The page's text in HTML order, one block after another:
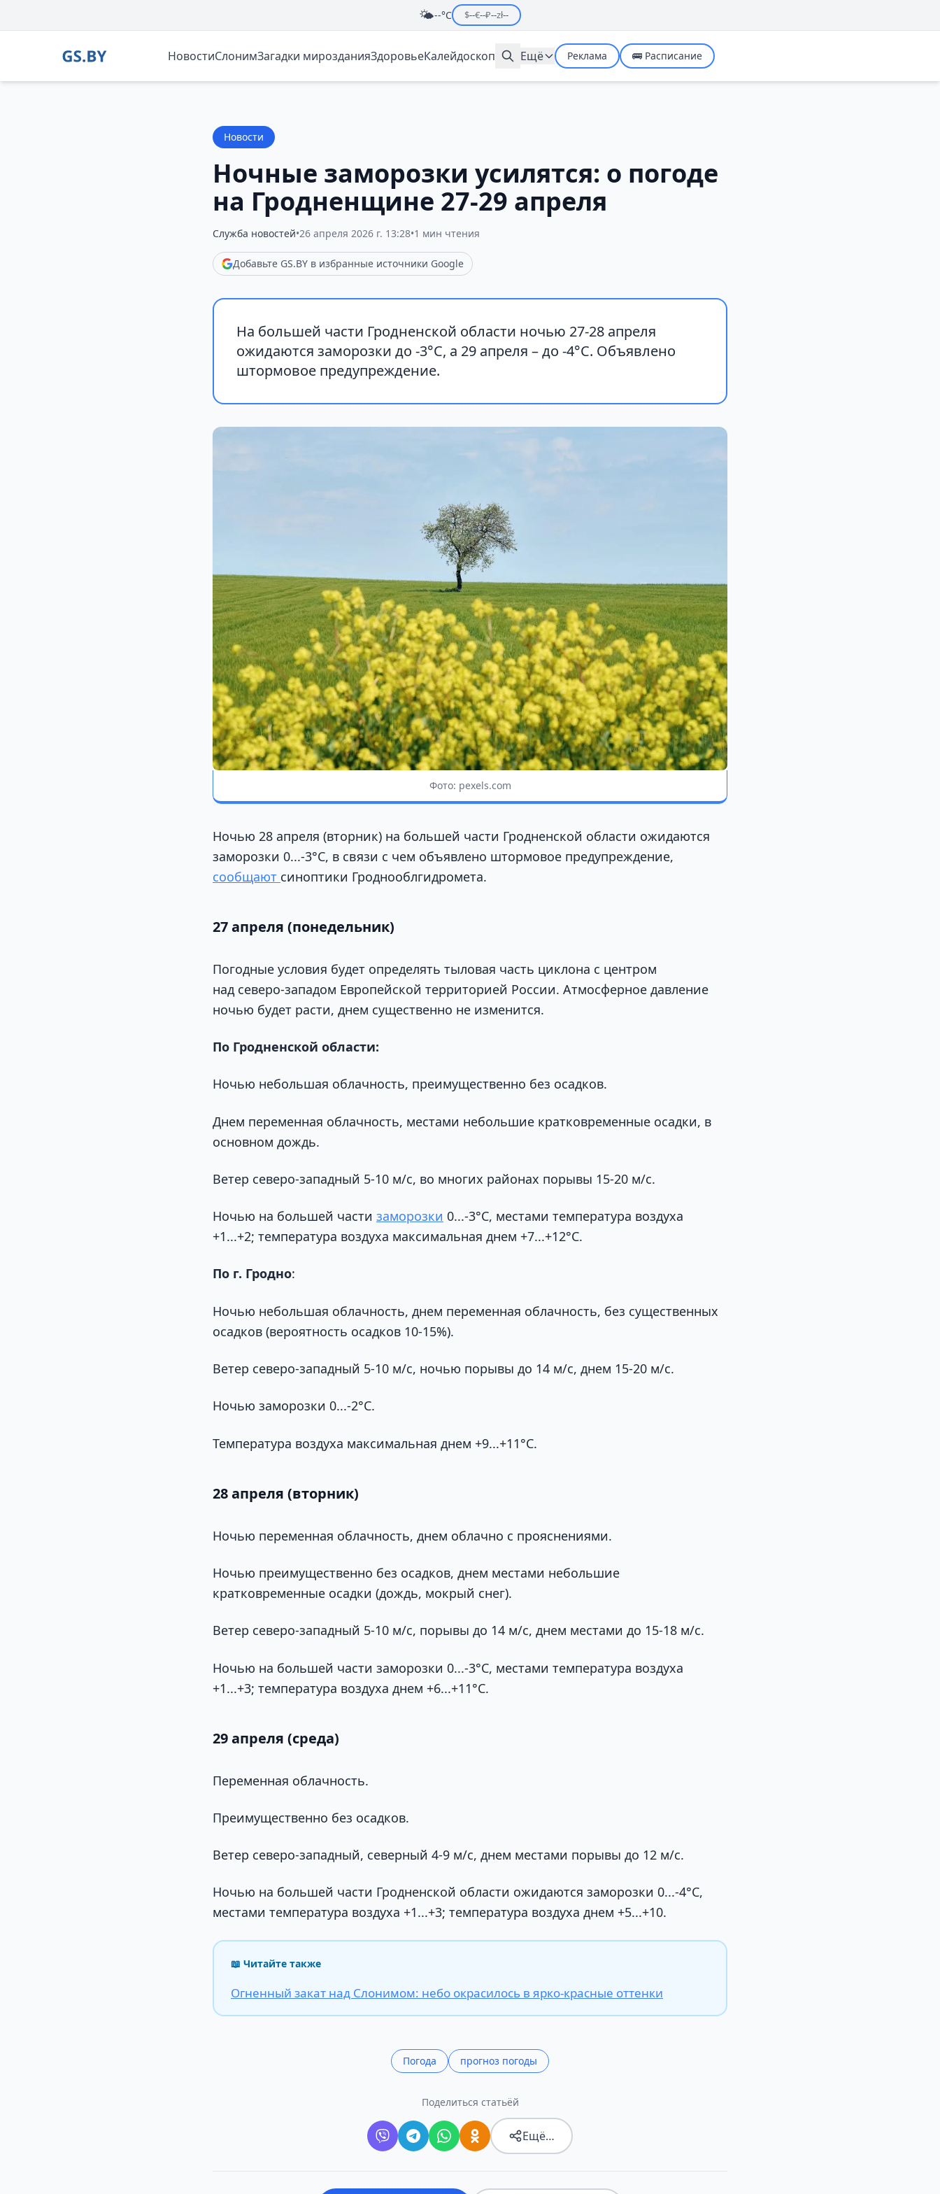
🌤️--°C $--€--₽--zł--
НовостиСлонимЗагадки мирозданияЗдоровьеКалейдоскоп Ещё Реклама 🚌 Расписание
Новости
Ночные заморозки усилятся: о погоде
на Гродненщине 27-29 апреля
Служба новостей•26 апреля 2026 г. 13:28•1 мин чтения
Добавьте GS.BY в избранные источники Google
На большей части Гродненской области ночью 27-28 апреля
ожидаются заморозки до -3°С, а 29 апреля – до -4°С. Объявлено
штормовое предупреждение.
Фото: pexels.com
Ночью 28 апреля (вторник) на большей части Гродненской области ожидаются
заморозки 0...-3°С, в связи с чем объявлено штормовое предупреждение,
сообщают синоптики Гроднооблгидромета.
27 апреля (понедельник)
Погодные условия будет определять тыловая часть циклона с центром
над северо-западом Европейской территорией России. Атмосферное давление
ночью будет расти, днем существенно не изменится.
По Гродненской области:
Ночью небольшая облачность, преимущественно без осадков.
Днем переменная облачность, местами небольшие кратковременные осадки, в
основном дождь.
Ветер северо-западный 5-10 м/с, во многих районах порывы 15-20 м/с.
Ночью на большей части заморозки 0...-3°С, местами температура воздуха
+1...+2; температура воздуха максимальная днем +7...+12°С.
По г. Гродно:
Ночью небольшая облачность, днем переменная облачность, без существенных
осадков (вероятность осадков 10-15%).
Ветер северо-западный 5-10 м/с, ночью порывы до 14 м/с, днем 15-20 м/с.
Ночью заморозки 0...-2°С.
Температура воздуха максимальная днем +9...+11°С.
28 апреля (вторник)
Ночью переменная облачность, днем облачно с прояснениями.
Ночью преимущественно без осадков, днем местами небольшие
кратковременные осадки (дождь, мокрый снег).
Ветер северо-западный 5-10 м/с, порывы до 14 м/с, днем местами до 15-18 м/с.
Ночью на большей части заморозки 0...-3°С, местами температура воздуха
+1...+3; температура воздуха днем +6...+11°С.
29 апреля (среда)
Переменная облачность.
Преимущественно без осадков.
Ветер северо-западный, северный 4-9 м/с, днем местами порывы до 12 м/с.
Ночью на большей части Гродненской области ожидаются заморозки 0...-4°С,
местами температура воздуха +1...+3; температура воздуха днем +5...+10.
📖 Читайте также
Огненный закат над Слонимом: небо окрасилось в ярко-красные оттенки
Погода прогноз погоды
Поделиться статьёй
Ещё…